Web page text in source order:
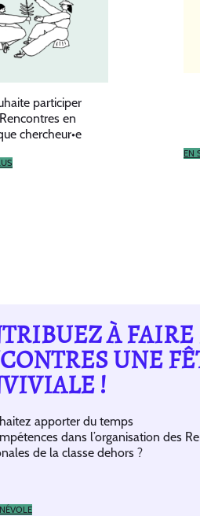
participer
en
chercheur•e
EN
À
UNE
!
apporter du temps
dans l’organisation des
de la classe dehors ?